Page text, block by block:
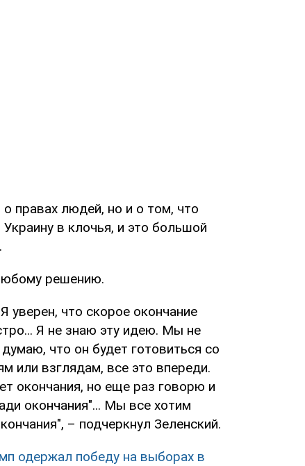
правах людей, но и о том, что
в клочья, и это большой
решению.
уверен, что скорое окончание
Я не знаю эту идею. Мы не
что он будет готовиться со
или взглядам, все это впереди.
окончания, но еще раз говорю и
окончания"... Мы все хотим
– подчеркнул Зеленский.
одержал победу на выборах в